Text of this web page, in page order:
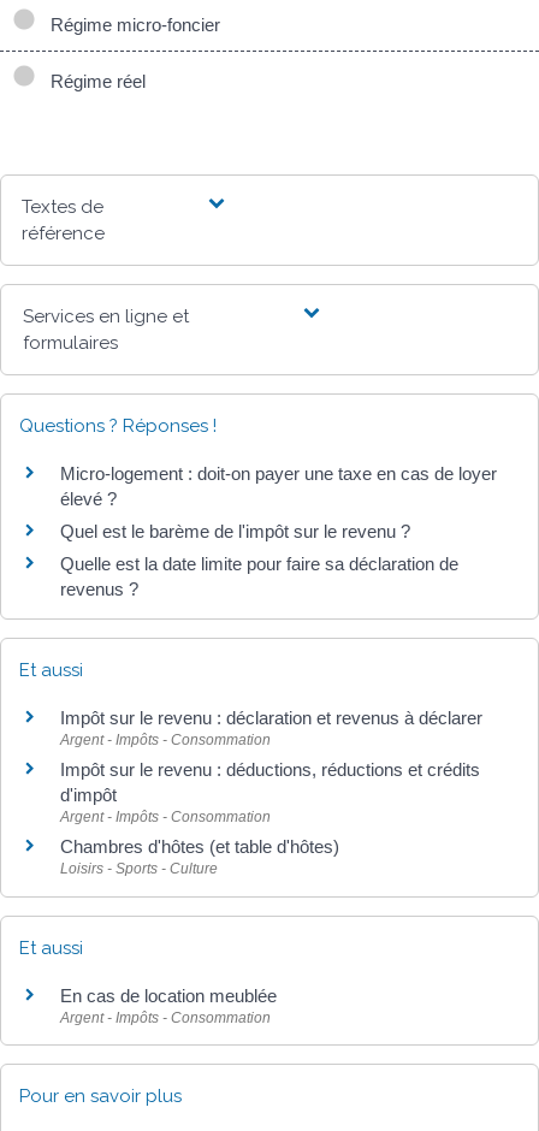
Régime micro-foncier
Régime réel
Textes de
référence
Services en ligne et
formulaires
Questions ? Réponses !
Micro-logement : doit-on payer une taxe en cas de loyer
élevé ?
Quel est le barème de l'impôt sur le revenu ?
Quelle est la date limite pour faire sa déclaration de
revenus ?
Et aussi
Impôt sur le revenu : déclaration et revenus à déclarer
Argent - Impôts - Consommation
Impôt sur le revenu : déductions, réductions et crédits
d'impôt
Argent - Impôts - Consommation
Chambres d'hôtes (et table d'hôtes)
Loisirs - Sports - Culture
Et aussi
En cas de location meublée
Argent - Impôts - Consommation
Pour en savoir plus